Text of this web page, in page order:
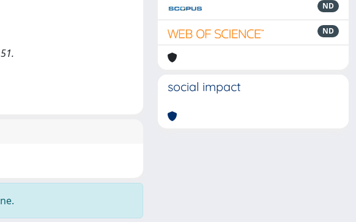
ND
ND
social impact